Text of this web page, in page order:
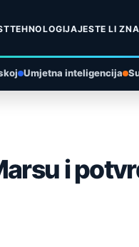
TEHNOLOGIJAJESTE LI
Umjetna inteligencija
i